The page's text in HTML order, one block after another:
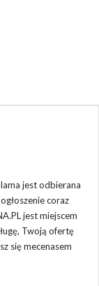
jest odbierana
coraz
jest miejscem
Twoją ofertę
się mecenasem